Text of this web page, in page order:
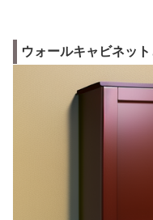
ウォールキャビネッ